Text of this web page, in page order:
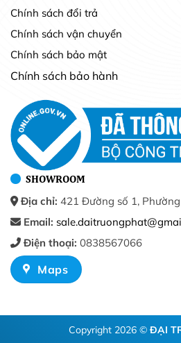
Chính sách đổi trả
Chính sách vận chuyển
Chính sách bảo mật
Chính sách bảo hành
SHOWROOM
Địa chỉ: 421 Đường số 1,
Email:
Điện thoại: 0838567066
Maps
Copyright 2026 © ĐẠI